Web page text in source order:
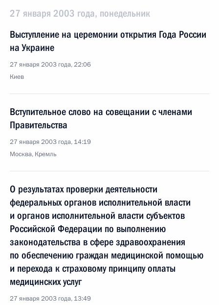
27 января 2003 года, понедельник
Выступление на церемонии открытия Года России
на Украине
27 января 2003 года, 22:06
Киев
Вступительное слово на совещании с членами
Правительства
27 января 2003 года, 14:19
Москва, Кремль
О результатах проверки деятельности
федеральных органов исполнительной власти
и органов исполнительной власти субъектов
Российской Федерации по выполнению
законодательства в сфере здравоохранения
по обеспечению граждан медицинской помощью
и перехода к страховому принципу оплаты
медицинских услуг
27 января 2003 года, 13:49